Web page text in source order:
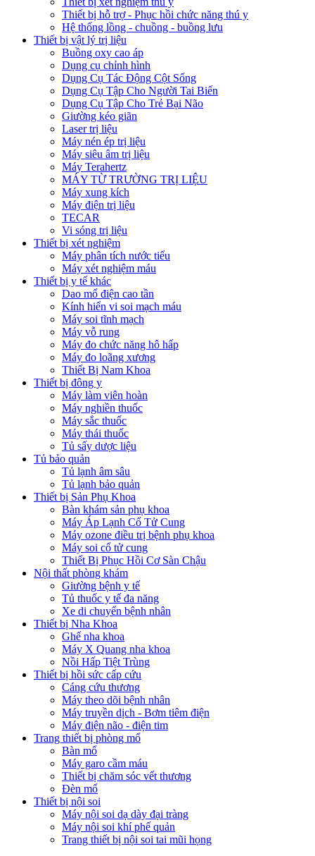
Thiết bị hỗ trợ - Phục hồi chức năng thú y
Hệ thống lồng - chuồng - buồng lưu
Thiết bị vật lý trị liệu
Buồng oxy cao áp
Dụng cụ chỉnh hình
Dụng Cụ Tác Động Cột Sống
Dụng Cụ Tập Cho Người Tai Biến
Dụng Cụ Tập Cho Trẻ Bại Não
Giường kéo giãn
Laser trị liệu
Máy nén ép trị liệu
Máy siêu âm trị liệu
Máy Terahertz
MÁY TỪ TRƯỜNG TRỊ LIỆU
Máy xung kích
Máy điện trị liệu
TECAR
Vi sóng trị liệu
Thiết bị xét nghiệm
Máy phân tích nước tiểu
Máy xét nghiệm máu
Thiết bị y tế khác
Dao mổ điện cao tần
Kính hiển vi soi mạch máu
Máy soi tĩnh mạch
Máy vỗ rung
Máy đo chức năng hô hấp
Máy đo loãng xương
Thiết Bị Nam Khoa
Thiết bị đông y
Máy làm viên hoàn
Máy nghiền thuốc
Máy sắc thuốc
Máy thái thuốc
Tủ sấy dược liệu
Tủ bảo quản
Tủ lạnh âm sâu
Tủ lạnh bảo quản
Thiết bị Sản Phụ Khoa
Bàn khám sản phụ khoa
Máy Áp Lạnh Cổ Tử Cung
Máy ozone điều trị bệnh phụ khoa
Máy soi cổ tử cung
Thiết Bị Phục Hồi Cơ Sàn Chậu
Nội thất phòng khám
Giường bệnh y tế
Tủ thuốc y tế đa năng
Xe di chuyển bệnh nhân
Thiết bị Nha Khoa
Ghế nha khoa
Máy X Quang nha khoa
Nồi Hấp Tiệt Trùng
Thiết bị hồi sức cấp cứu
Cáng cứu thương
Máy theo dõi bệnh nhân
Máy truyền dịch - Bơm tiêm điện
Máy điện não - điện tim
Trang thiết bị phòng mổ
Bàn mổ
Máy garo cầm máu
Thiết bị chăm sóc vết thương
Đèn mổ
Thiết bị nội soi
Máy nội soi dạ dày đại tràng
Máy nội soi khí phế quản
Trang thiết bị nội soi tai mũi họng